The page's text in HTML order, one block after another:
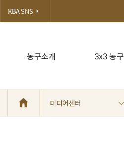
농구소개 3x3 농구
KBA SNS
미디어센터